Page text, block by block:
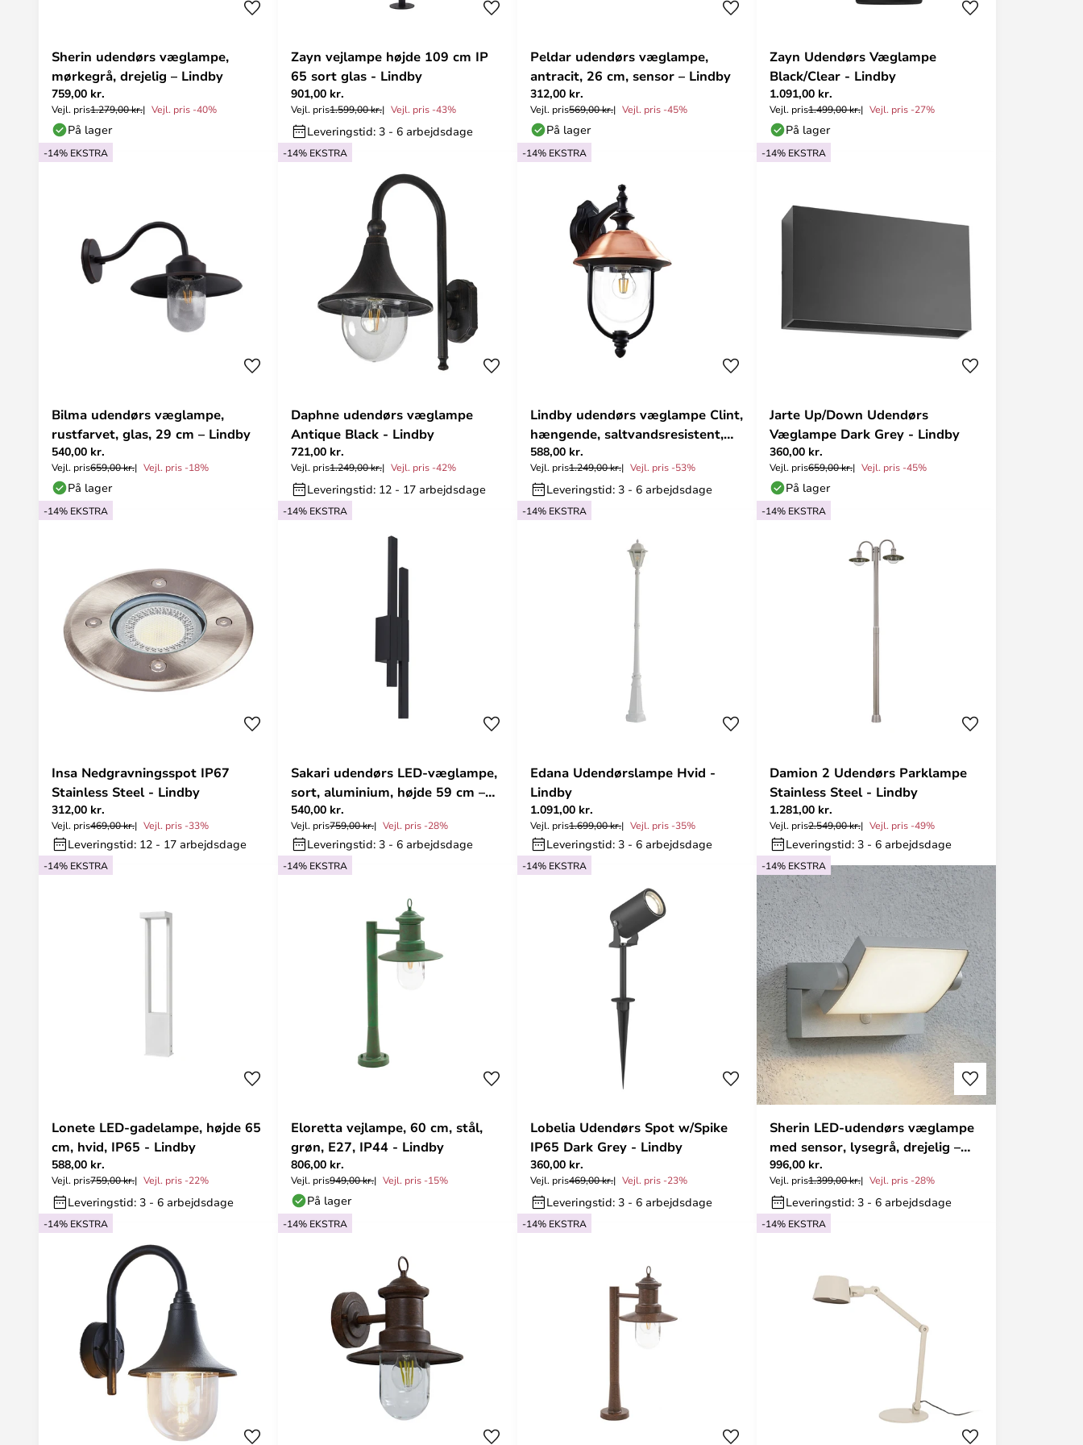
Sherin udendørs væglampe,
mørkegrå, drejelig – Lindby
759,00 kr.
Vejl. pris1.279,00 kr. Vejl. pris -40%
På lager
Zayn vejlampe højde 109 cm IP
65 sort glas - Lindby
901,00 kr.
Vejl. pris1.599,00 kr. Vejl. pris -43%
Leveringstid: 3 - 6 arbejdsdage
Peldar udendørs væglampe,
antracit, 26 cm, sensor – Lindby
312,00 kr.
Vejl. pris569,00 kr. Vejl. pris -45%
På lager
Zayn Udendørs Væglampe
Black/Clear - Lindby
1.091,00 kr.
Vejl. pris1.499,00 kr. Vejl. pris -27%
På lager
-14% EKSTRA
Bilma udendørs væglampe,
rustfarvet, glas, 29 cm – Lindby
540,00 kr.
Vejl. pris659,00 kr. Vejl. pris -18%
På lager
-14% EKSTRA
Daphne udendørs væglampe
Antique Black - Lindby
721,00 kr.
Vejl. pris1.249,00 kr. Vejl. pris -42%
Leveringstid: 12 - 17 arbejdsdage
-14% EKSTRA
Lindby udendørs væglampe Clint,
hængende, saltvandsresistent,
E27
588,00 kr.
Vejl. pris1.249,00 kr. Vejl. pris -53%
Leveringstid: 3 - 6 arbejdsdage
-14% EKSTRA
Jarte Up/Down Udendørs
Væglampe Dark Grey - Lindby
360,00 kr.
Vejl. pris659,00 kr. Vejl. pris -45%
På lager
-14% EKSTRA
Insa Nedgravningsspot IP67
Stainless Steel - Lindby
312,00 kr.
Vejl. pris469,00 kr. Vejl. pris -33%
Leveringstid: 12 - 17 arbejdsdage
-14% EKSTRA
Sakari udendørs LED-væglampe,
sort, aluminium, højde 59 cm –
Lindby
540,00 kr.
Vejl. pris759,00 kr. Vejl. pris -28%
Leveringstid: 3 - 6 arbejdsdage
-14% EKSTRA
Edana Udendørslampe Hvid -
Lindby
1.091,00 kr.
Vejl. pris1.699,00 kr. Vejl. pris -35%
Leveringstid: 3 - 6 arbejdsdage
-14% EKSTRA
Damion 2 Udendørs Parklampe
Stainless Steel - Lindby
1.281,00 kr.
Vejl. pris2.549,00 kr. Vejl. pris -49%
Leveringstid: 3 - 6 arbejdsdage
-14% EKSTRA
Lonete LED-gadelampe, højde 65
cm, hvid, IP65 - Lindby
588,00 kr.
Vejl. pris759,00 kr. Vejl. pris -22%
Leveringstid: 3 - 6 arbejdsdage
-14% EKSTRA
Eloretta vejlampe, 60 cm, stål,
grøn, E27, IP44 - Lindby
806,00 kr.
Vejl. pris949,00 kr. Vejl. pris -15%
På lager
-14% EKSTRA
Lobelia Udendørs Spot w/Spike
IP65 Dark Grey - Lindby
360,00 kr.
Vejl. pris469,00 kr. Vejl. pris -23%
Leveringstid: 3 - 6 arbejdsdage
-14% EKSTRA
Sherin LED-udendørs væglampe
med sensor, lysegrå, drejelig –
Lindby
996,00 kr.
Vejl. pris1.399,00 kr. Vejl. pris -28%
Leveringstid: 3 - 6 arbejdsdage
-14% EKSTRA -14% EKSTRA -14% EKSTRA -14% EKSTRA